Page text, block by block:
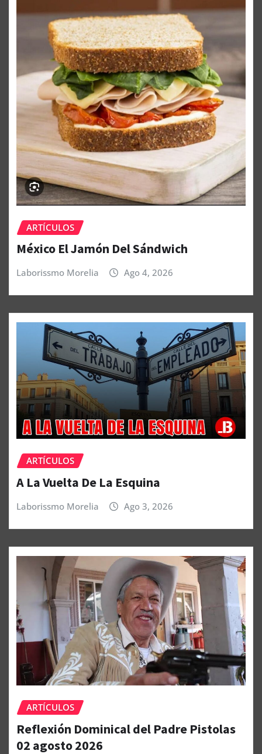
ARTÍCULOS
México El Jamón Del Sándwich
Laborissmo Morelia Ago 4, 2026
ARTÍCULOS
A La Vuelta De La Esquina
Laborissmo Morelia Ago 3, 2026
ARTÍCULOS
Reflexión Dominical del Padre Pistolas
02 agosto 2026